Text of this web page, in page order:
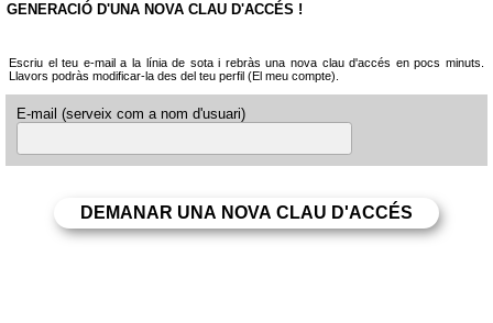
GENERACIÓ D'UNA NOVA CLAU D'ACCÉS !
Escriu el teu e-mail a la línia de sota i rebràs una nova clau d'accés en pocs minuts.
Llavors podràs modificar-la des del teu perfil (El meu compte).
E-mail (serveix com a nom d'usuari)